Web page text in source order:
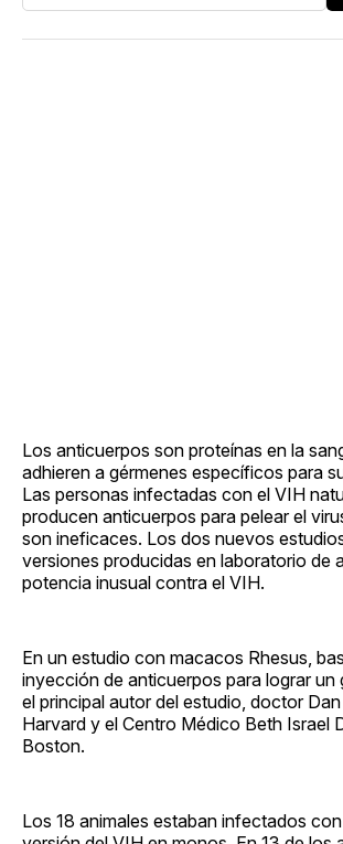
Los anticuerpos son proteínas en la
adhieren a gérmenes específicos para
Las personas infectadas con el VIH
producen anticuerpos para pelear el
son ineficaces. Los dos nuevos
versiones producidas en laboratorio de
potencia inusual contra el VIH.
En un estudio con macacos Rhesus,
inyección de anticuerpos para lograr un
el principal autor del estudio, doctor
Harvard y el Centro Médico Beth Israel
Boston.
Los 18 animales estaban infectados